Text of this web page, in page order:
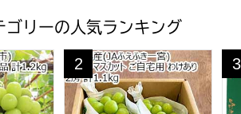
ゴリーの人気ランキング
ルプス市) シャインマスカット 秀品 計
山梨県産(JAふえふき一宮)
2
位 3
位